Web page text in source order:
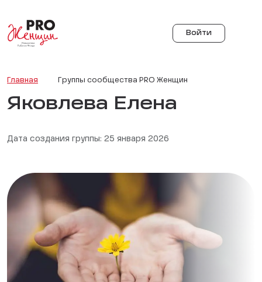
Войти
Главная Группы сообщества PRO Женщин
Яковлева Елена
Дата создания группы: 25 января 2026